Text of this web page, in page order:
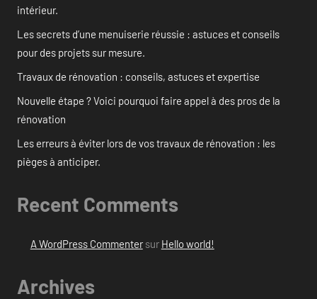
intérieur.
Les secrets d’une menuiserie réussie : astuces et conseils
pour des projets sur mesure.
Travaux de rénovation : conseils, astuces et expertise
Nouvelle étape ? Voici pourquoi faire appel à des pros de la
rénovation
Les erreurs à éviter lors de vos travaux de rénovation : les
pièges à anticiper.
Recent Comments
A WordPress Commentersur Hello world!
Archives